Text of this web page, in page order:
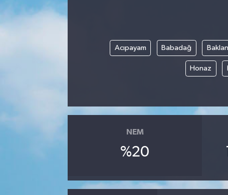
Acıpayam Babadağ Baklan
Honaz
NEM
%20